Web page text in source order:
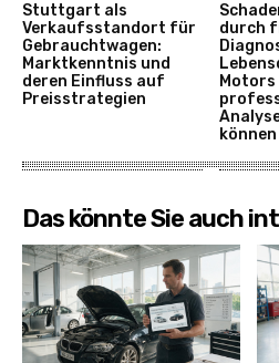
Stuttgart als
Verkaufsstandort für
Gebrauchtwagen:
Marktkenntnis und
deren Einfluss auf
Preisstrategien
durch
Motors
können
Das könnte Sie auch